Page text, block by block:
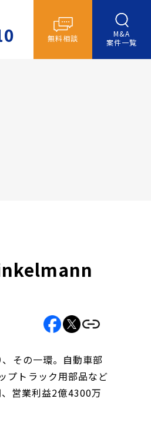
無料相談
M&A
案件一覧
その一環。自動車部
トラック用部品など
営業利益2億4300万